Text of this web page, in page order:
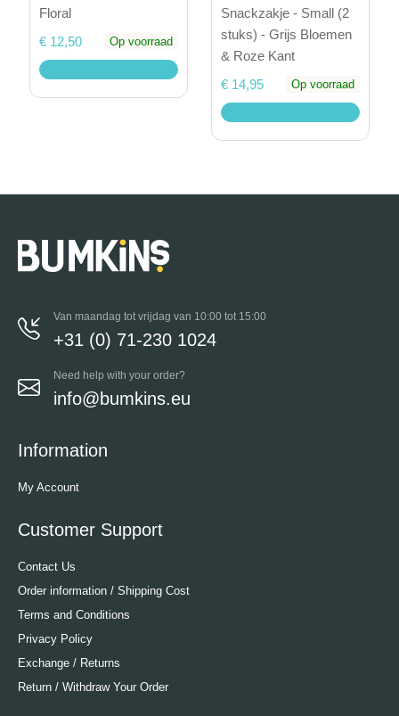
Floral
€ 12,50
Op voorraad
Snackzakje - Small (2
stuks) - Grijs Bloemen
& Roze Kant
€ 14,95
Op voorraad
Van maandag tot vrijdag van 10:00 tot 15:00
+31 (0) 71-230 1024
Need help with your order?
info@bumkins.eu
Information
My Account
Customer Support
Contact Us
Order information / Shipping Cost
Terms and Conditions
Privacy Policy
Exchange / Returns
Return / Withdraw Your Order